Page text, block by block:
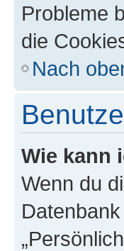
Probleme
die
Nach
Wie kann
Wenn du